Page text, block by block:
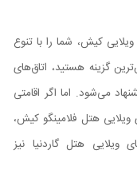
کیش، شما را با تنوع
گزینه هستید، اتاق‌های
می‌شود. اما اگر اقامتی
ویلایی هتل فلامینگو کیش،
هتل گاردنیا نیز